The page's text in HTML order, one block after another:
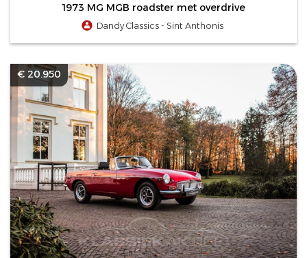
1973 MG MGB roadster met overdrive
Dandy Classics - Sint Anthonis
€ 20.950